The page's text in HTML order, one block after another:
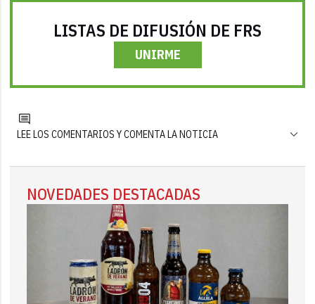
LISTAS DE DIFUSIÓN DE FRS
UNIRME
LEE LOS COMENTARIOS Y COMENTA LA NOTICIA
NOVEDADES DESTACADAS